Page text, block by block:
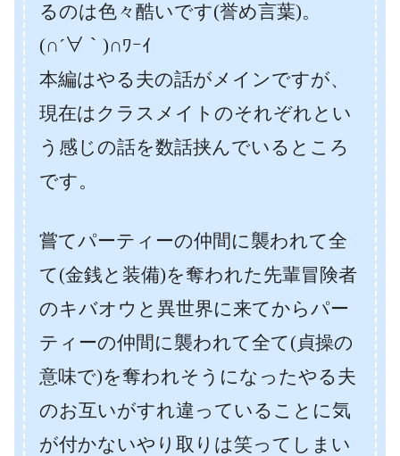
るのは色々酷いです(誉め言葉)。
(∩´∀｀)∩ﾜｰｲ
本編はやる夫の話がメインですが、
現在はクラスメイトのそれぞれとい
う感じの話を数話挟んでいるところ
です。
嘗てパーティーの仲間に襲われて全
て(金銭と装備)を奪われた先輩冒険者
のキバオウと異世界に来てからパー
ティーの仲間に襲われて全て(貞操の
意味で)を奪われそうになったやる夫
のお互いがすれ違っていることに気
が付かないやり取りは笑ってしまい